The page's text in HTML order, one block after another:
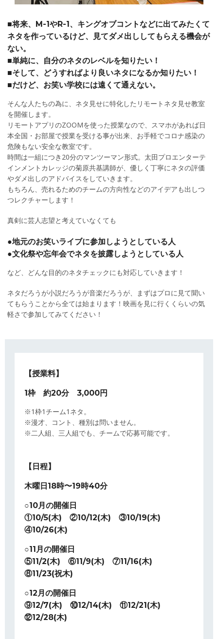
■将来、M-1やR-1、キングオブコントなどに出てみたくて
ネタを作っているけど、見てダメ出ししてもらえる機会が
ない。
■単純に、自分のネタのレベルを知りたい！
■そして、どうすればより良いネタになるか知りたい！
■だけど、お笑い学校には遠くて通えない。
そんな人たちの為に、ネタ見せに特化したリモートネタ見せ教室
を開催します。
リモートアプリのZOOMを使った授業なので、スマホがあれば日
本全国・お部屋で授業を受ける事が出来、お手軽でコロナ感染の
危険もない安全な教室です。
時間は一組につき20分のマンツーマン形式。太田プロエンターテ
インメントカレッジの菊原共基講師が、優しく丁寧にネタの評価
やダメ出しのアドバイスをしていきます。
もちろん、売れるためのチームの方向性などのアイデアも出しつ
つレクチャーします！
真剣に芸人志望と考えていなくても
●地元のお笑いライブに参加しようとしている人
●文化祭や忘年会でネタを披露しようとしている人
など、どんな目的のネタチェックにも対応していきます！
ネタだろうが小説だろうが音楽だろうが、まずはプロに見て聞い
てもらうことから全ては始まります！映画を見に行くくらいの気
軽さで参加してみてください！
【授業料】
1枠 約20分 3,000円
※1枠1チーム1ネタ。
※漫才、コント、種別は問いません。
※二人組、三人組でも、チームで応募可能です。
【日程】
木曜日18時〜19時40分
○10月の開催日
①10/5(木) ②10/12(木) ③10/19(木)
④10/26(木)
○11月の開催日
⑤11/2(木) ⑥11/9(木) ⑦11/16(木)
⑧11/23(祝木)
○12月の開催日
⑨12/7(木) ⑩12/14(木) ⑪12/21(木)
⑫12/28(木)